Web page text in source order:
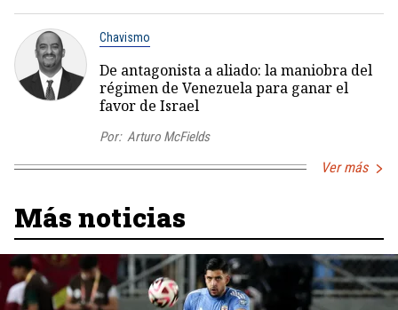
Chavismo
De antagonista a aliado: la maniobra del
régimen de Venezuela para ganar el
favor de Israel
Por: Arturo McFields
Ver más
Más noticias